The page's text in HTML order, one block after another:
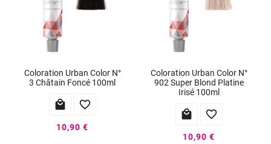
Coloration Urban Color N°
3 Châtain Foncé 100ml
 
10,90 €
Coloration Urban Color N°
902 Super Blond Platine
Irisé 100ml
 
10,90 €